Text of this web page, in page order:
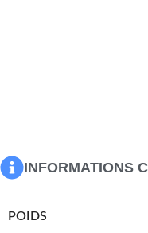
INFORMATIONS
POIDS